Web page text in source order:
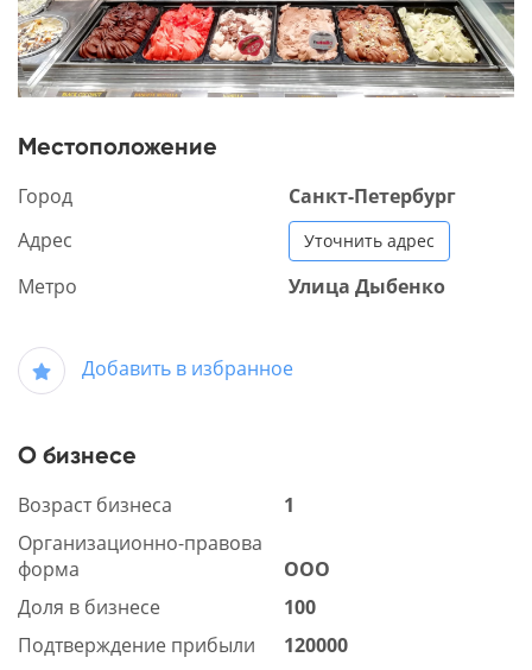
Местоположение
Город
Санкт-Петербург
Адрес
Уточнить адрес
Метро Улица Дыбенко
Добавить в избранное
О бизнесе
Возраст бизнеса
1
Организационно-правова
форма
ООО
Доля в бизнесе
100
Подтверждение прибыли
120000